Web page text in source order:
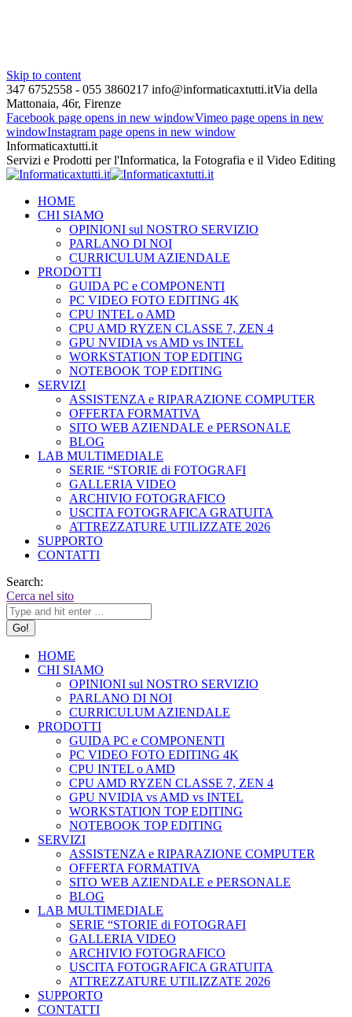
Skip to content
347 6752558 - 055 3860217 info@informaticaxtutti.itVia della
Mattonaia, 46r, Firenze
Facebook page opens in new windowVimeo page opens in new
windowInstagram page opens in new window
Informaticaxtutti.it
Servizi e Prodotti per l'Informatica, la Fotografia e il Video Editing
HOME
CHI SIAMO
OPINIONI sul NOSTRO SERVIZIO
PARLANO DI NOI
CURRICULUM AZIENDALE
PRODOTTI
GUIDA PC e COMPONENTI
PC VIDEO FOTO EDITING 4K
CPU INTEL o AMD
CPU AMD RYZEN CLASSE 7, ZEN 4
GPU NVIDIA vs AMD vs INTEL
WORKSTATION TOP EDITING
NOTEBOOK TOP EDITING
SERVIZI
ASSISTENZA e RIPARAZIONE COMPUTER
OFFERTA FORMATIVA
SITO WEB AZIENDALE e PERSONALE
BLOG
LAB MULTIMEDIALE
SERIE “STORIE di FOTOGRAFI
GALLERIA VIDEO
ARCHIVIO FOTOGRAFICO
USCITA FOTOGRAFICA GRATUITA
ATTREZZATURE UTILIZZATE 2026
SUPPORTO
CONTATTI
Search:
Cerca nel sito
HOME
CHI SIAMO
OPINIONI sul NOSTRO SERVIZIO
PARLANO DI NOI
CURRICULUM AZIENDALE
PRODOTTI
GUIDA PC e COMPONENTI
PC VIDEO FOTO EDITING 4K
CPU INTEL o AMD
CPU AMD RYZEN CLASSE 7, ZEN 4
GPU NVIDIA vs AMD vs INTEL
WORKSTATION TOP EDITING
NOTEBOOK TOP EDITING
SERVIZI
ASSISTENZA e RIPARAZIONE COMPUTER
OFFERTA FORMATIVA
SITO WEB AZIENDALE e PERSONALE
BLOG
LAB MULTIMEDIALE
SERIE “STORIE di FOTOGRAFI
GALLERIA VIDEO
ARCHIVIO FOTOGRAFICO
USCITA FOTOGRAFICA GRATUITA
ATTREZZATURE UTILIZZATE 2026
SUPPORTO
CONTATTI